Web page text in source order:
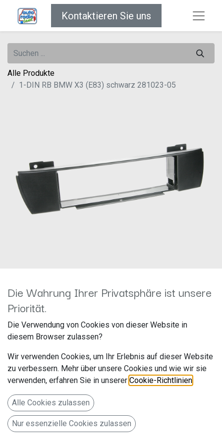
Kontaktieren Sie uns
Alle Produkte
1-DIN RB BMW X3 (E83) schwarz 281023-05
1-DIN RB BMW X3 (E83)
schwarz 281023-05
Hersteller: ACV
Artikelnummer: 281023-05
acv GmbH
41812 Erkelenz
Deutschland www.acvgmbh.de
Die Wahrung Ihrer Privatsphäre ist unsere
Priorität.
Die Verwendung von Cookies von dieser Website in
diesem Browser zulassen?
Wir verwenden Cookies, um Ihr Erlebnis auf dieser Website
zu verbessern. Mehr über unsere Cookies und wie wir sie
verwenden, erfahren Sie in unserer Cookie-Richtlinien
Alle Cookies zulassen
Nur essenzielle Cookies zulassen